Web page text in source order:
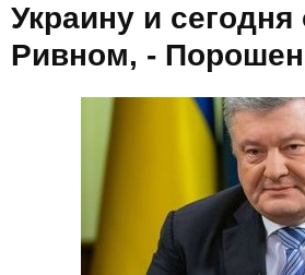
Украину и сегодня
Ривном, -